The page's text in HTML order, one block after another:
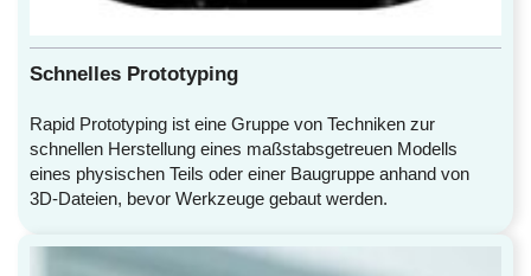
Schnelles Prototyping
Rapid Prototyping ist eine Gruppe von Techniken zur
schnellen Herstellung eines maßstabsgetreuen Modells
eines physischen Teils oder einer Baugruppe anhand von
3D-Dateien, bevor Werkzeuge gebaut werden.